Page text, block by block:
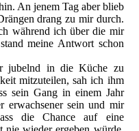
An jenem Tag aber blieb
drang zu mir durch.
während ich über die mir
meine Antwort schon
jubelnd in die Küche zu
mitzuteilen, sah ich ihm
sein Gang in einem Jahr
erwachsener sein und mir
die Chance auf eine